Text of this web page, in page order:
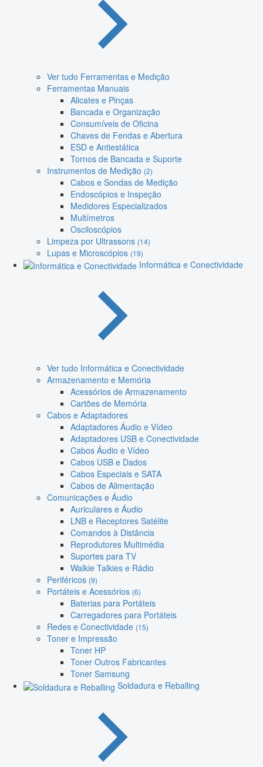
Ver tudo Ferramentas e Medição
Ferramentas Manuais
Alicates e Pinças
Bancada e Organização
Consumíveis de Oficina
Chaves de Fendas e Abertura
ESD e Antiestática
Tornos de Bancada e Suporte
Instrumentos de Medição (2)
Cabos e Sondas de Medição
Endoscópios e Inspeção
Medidores Especializados
Multímetros
Osciloscópios
Limpeza por Ultrassons (14)
Lupas e Microscópios (19)
Informática e Conectividade
Ver tudo Informática e Conectividade
Armazenamento e Memória
Acessórios de Armazenamento
Cartões de Memória
Cabos e Adaptadores
Adaptadores Áudio e Vídeo
Adaptadores USB e Conectividade
Cabos Áudio e Vídeo
Cabos USB e Dados
Cabos Especiais e SATA
Cabos de Alimentação
Comunicações e Áudio
Auriculares e Áudio
LNB e Receptores Satélite
Comandos à Distância
Reprodutores Multimédia
Suportes para TV
Walkie Talkies e Rádio
Periféricos (9)
Portáteis e Acessórios (6)
Baterias para Portáteis
Carregadores para Portáteis
Redes e Conectividade (15)
Toner e Impressão
Toner HP
Toner Outros Fabricantes
Toner Samsung
Soldadura e Reballing